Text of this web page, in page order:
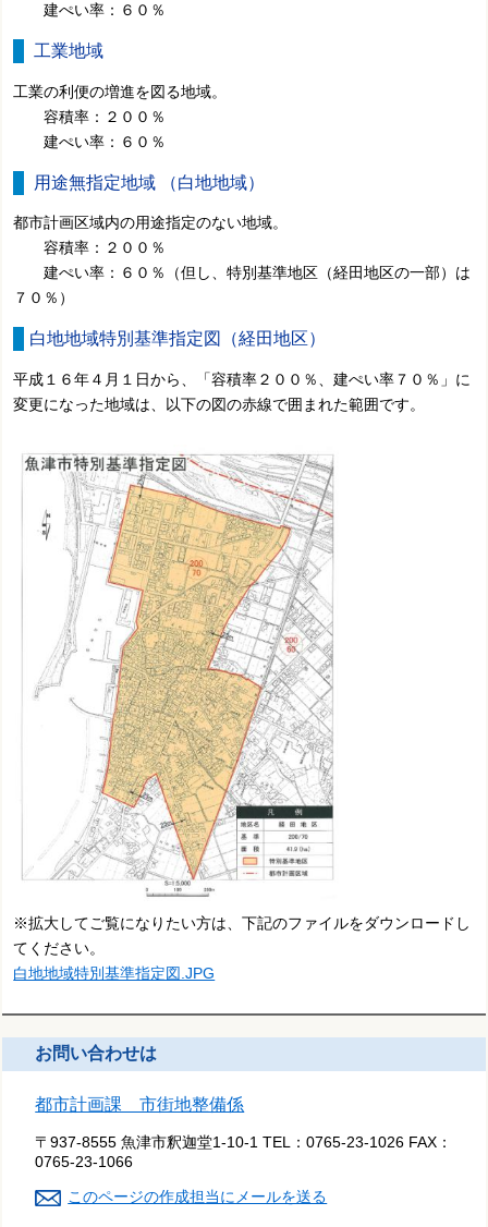
建ぺい率：６０％
工業地域
工業の利便の増進を図る地域。
容積率：２００％
建ぺい率：６０％
用途無指定地域 （白地地域）
都市計画区域内の用途指定のない地域。
容積率：２００％
建ぺい率：６０％（但し、特別基準地区（経田地区の一部）は
７０％）
白地地域特別基準指定図（経田地区）
平成１６年４月１日から、「容積率２００％、建ぺい率７０％」に
変更になった地域は、以下の図の赤線で囲まれた範囲です。
※拡大してご覧になりたい方は、下記のファイルをダウンロードし
てください。
白地地域特別基準指定図.JPG
お問い合わせは
都市計画課 市街地整備係
〒937-8555 魚津市釈迦堂1-10-1 TEL：0765-23-1026 FAX：
0765-23-1066
このページの作成担当にメールを送る